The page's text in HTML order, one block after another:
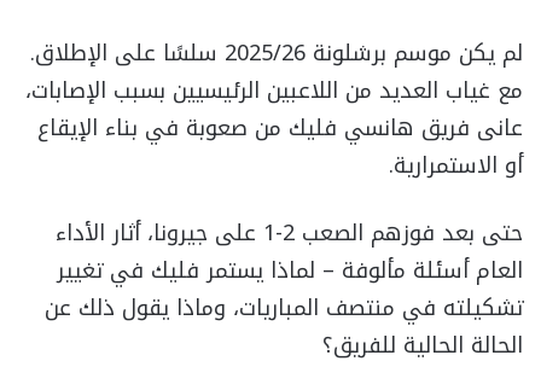
لم يكن موسم برشلونة 2025/26 سلسًا على الإطلاق.
مع غياب العديد من اللاعبين الرئيسيين بسبب الإصابات،
عانى فريق هانسي فليك من صعوبة في بناء الإيقاع
أو الاستمرارية.
حتى بعد فوزهم الصعب 2-1 على جيرونا، أثار الأداء
العام أسئلة مألوفة – لماذا يستمر فليك في تغيير
تشكيلته في منتصف المباريات، وماذا يقول ذلك عن
الحالة الحالية للفريق؟